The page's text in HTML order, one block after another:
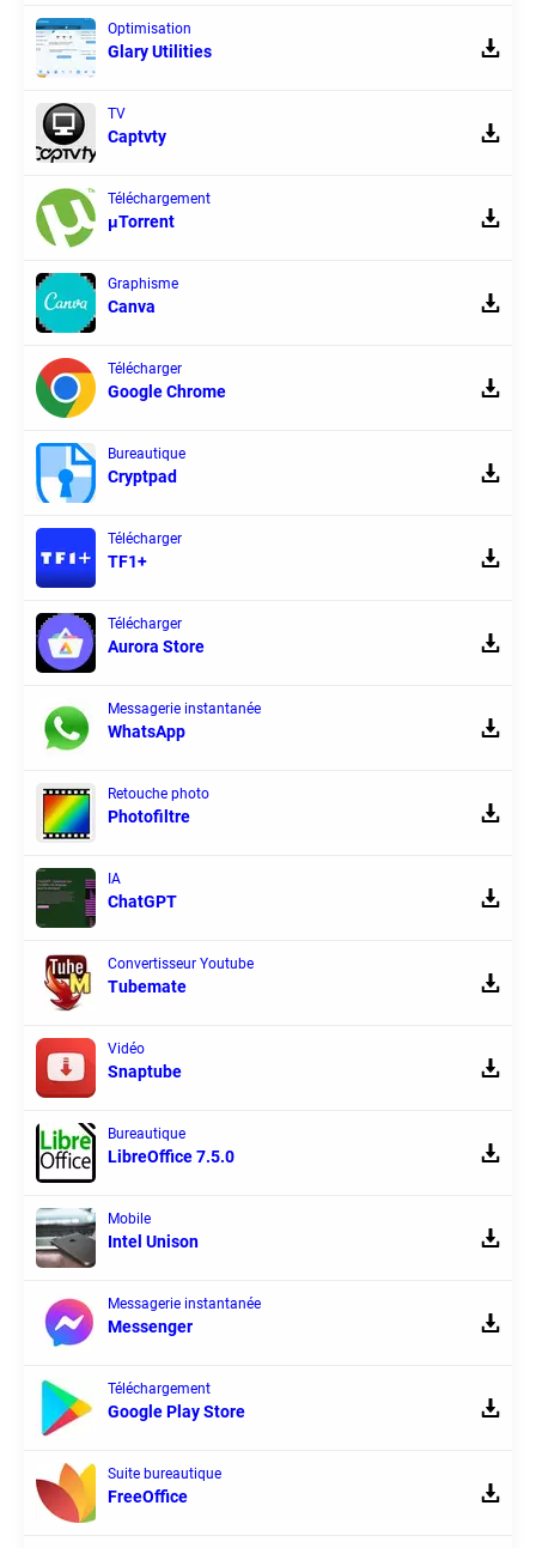
Optimisation
Glary Utilities
TV
Captvty
Téléchargement
μTorrent
Graphisme
Canva
Télécharger
Google Chrome
Bureautique
Cryptpad
Télécharger
TF1+
Télécharger
Aurora Store
Messagerie instantanée
WhatsApp
Retouche photo
Photofiltre
IA
ChatGPT
Convertisseur Youtube
Tubemate
Vidéo
Snaptube
Bureautique
LibreOffice 7.5.0
Mobile
Intel Unison
Messagerie instantanée
Messenger
Téléchargement
Google Play Store
Suite bureautique
FreeOffice